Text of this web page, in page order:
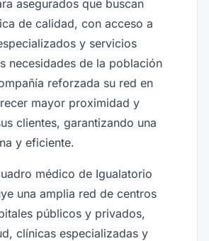
asegurados que buscan
de calidad, con acceso a
y servicios
necesidades de la población
reforzada su red en
mayor proximidad y
clientes, garantizando una
y eficiente.
médico de Igualatorio
una amplia red de centros
públicos y privados,
clínicas especializadas y